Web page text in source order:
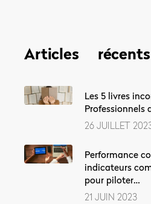
Articles récents
Les 5 livres
Professionnels
26 JUILLET
Performance
indicateurs
pour piloter…
21 JUIN 2023